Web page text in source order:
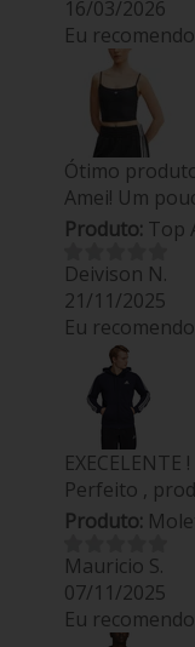
16/03/2026
Eu
Ótimo
Amei! Um
Produto: Top
Deivison N.
21/11/2025
Eu
EXECELENTE !
Perfeito ,
Produto:
Mauricio S.
07/11/2025
Eu